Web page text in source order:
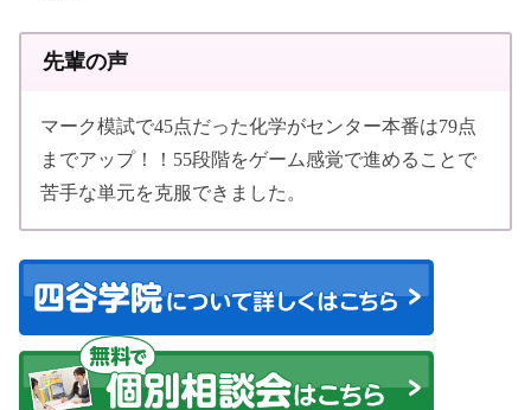
先輩の声
マーク模試で45点だった化学がセンター本番は79点
までアップ！！55段階をゲーム感覚で進めることで
苦手な単元を克服できました。